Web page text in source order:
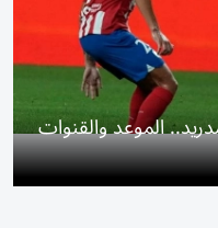
الموعد والقنوات